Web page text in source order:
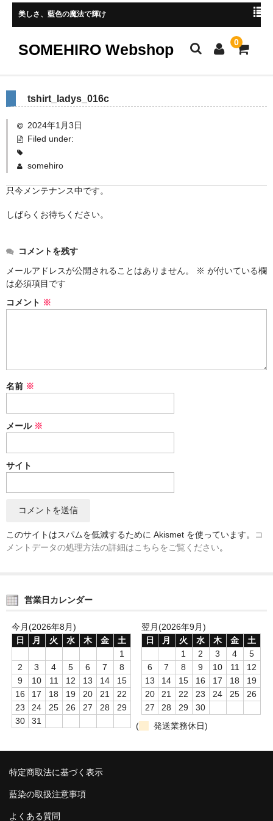
美しさ、藍色の魔法で輝け
SOMEHIRO Webshop 0
レディース
メンズ
小物
マスク
ストール、マフラー
手ぬぐい
藍染取扱事項
ログイン
SALE
tshirt_ladys_016c
2024年1月3日
Filed under:
somehiro
只今メンテナンス中です。
しばらくお待ちください。
コメントを残す
メールアドレスが公開されることはありません。
※ が付いている欄
は必須項目です
コメント ※
名前 ※
メール ※
サイト
このサイトはスパムを低減するために Akismet を使っています。
コ
メントデータの処理方法の詳細はこちらをご覧ください。
営業日カレンダー
今月(2026年8月)
日
月 火 水 木 金
土
1
2
3 4 5 6 7
8
9
10 11 12 13 14
15
16
17 18 19 20 21
22
23
24 25 26 27 28
29
30
31
翌月(2026年9月)
日
月 火 水 木 金
土
1
2 3 4
5
6
7 8 9 10 11
12
13
14 15 16 17 18
19
20
21 22 23 24 25
26
27
28 29
30
(
発送業務休日)
特定商取法に基づく表示
藍染の取扱注意事項
よくある質問